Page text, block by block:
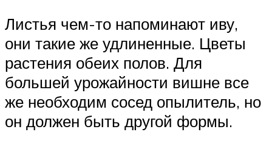
Листья чем-то напоминают иву,
они такие же удлиненные. Цветы
растения обеих полов. Для
большей урожайности вишне все
же необходим сосед опылитель, но
он должен быть другой формы.